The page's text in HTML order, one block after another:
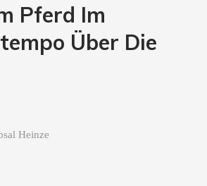
Pferd Im
Über Die
Heinze